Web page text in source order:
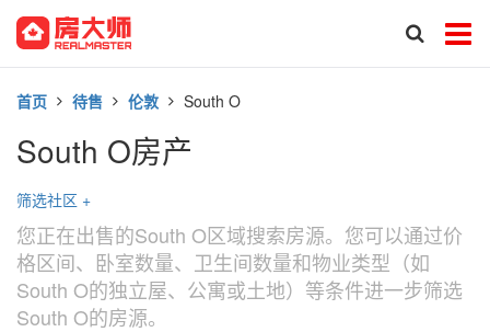
首页 待售 伦敦 South O
South O房产
筛选社区 +
您正在出售的South O区域搜索房源。您可以通过价
格区间、卧室数量、卫生间数量和物业类型（如
South O的独立屋、公寓或土地）等条件进一步筛选
South O的房源。